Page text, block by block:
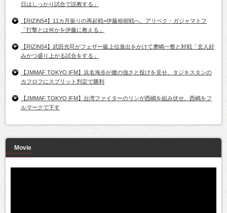
日はしっかり試合で説教する」
【RIZIN54】11カ月振りの再起戦=伊藤裕樹戦へ、アリベク・ガジャマトフ
「打撃とは何かを伊藤に教える」
【RIZIN54】武田光司がフェザー級上位進出をかけて摩嶋一整と対戦「玄人好
みかつ盛り上がる試合をする」
【JMMAF TOKYO IFM】浜名海歩が腰の強さと投げを見せ、タジキスタンの
カフロフにスプリット判定で勝利
【JMMAF TOKYO IFM】台湾ファイターのリンが西嶋を組み伏せ、西嶋をフ
ルマークで下す
Movie